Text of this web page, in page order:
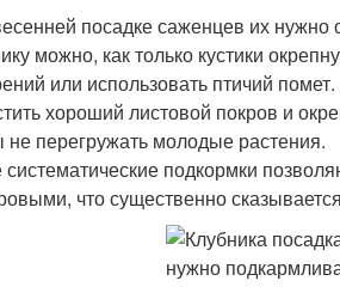
посадке саженцев их нужно
можно, как только кустики
или использовать птичий
хороший листовой покров и
не перегружать молодые растения.
систематические подкормки
что существенно